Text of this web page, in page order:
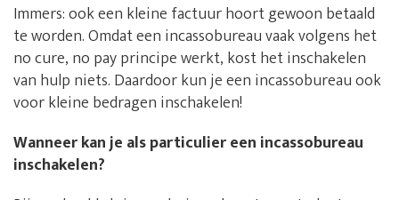
Immers: ook een kleine factuur hoort gewoon betaald
te worden. Omdat een incassobureau vaak volgens het
no cure, no pay principe werkt, kost het inschakelen
van hulp niets. Daardoor kun je een incassobureau ook
voor kleine bedragen inschakelen!
Wanneer kan je als particulier een incassobureau
inschakelen?